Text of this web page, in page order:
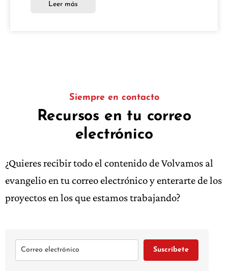
Leer más
Siempre en contacto
Recursos en tu correo
electrónico
¿Quieres recibir todo el contenido de Volvamos al
evangelio en tu correo electrónico y enterarte de los
proyectos en los que estamos trabajando?
Suscríbete